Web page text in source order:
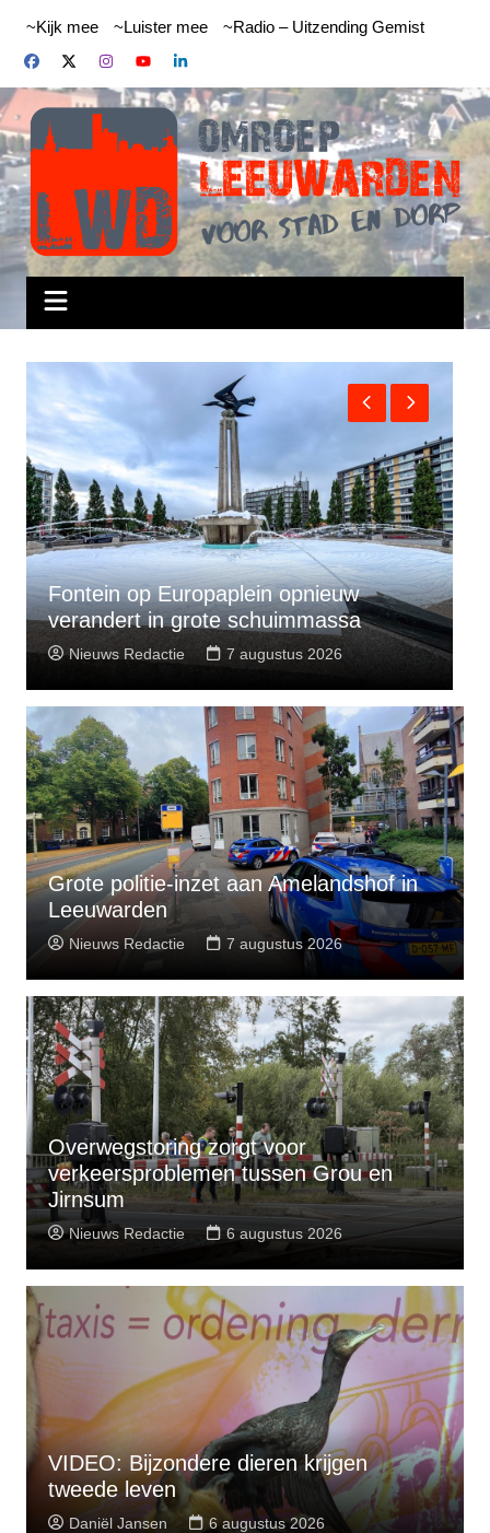
inhoud
~Kijk mee ~Luister mee ~Radio – Uitzending Gemist
2026
Veel rookontwikkeling bij
Leeuwarden
Nieuws Redactie 7 augustus
Grote politie-inzet aan Amelandshof in
Leeuwarden
Nieuws Redactie 7 augustus 2026
Overwegstoring zorgt voor
verkeersproblemen tussen Grou en
Jirnsum
Nieuws Redactie 6 augustus 2026
VIDEO: Bijzondere dieren krijgen
tweede leven
Daniël Jansen 6 augustus 2026